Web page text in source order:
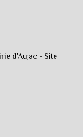
d'Aujac - Site